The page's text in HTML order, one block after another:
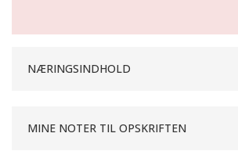
NÆRINGSINDHOLD
MINE NOTER TIL OPSKRIFTEN